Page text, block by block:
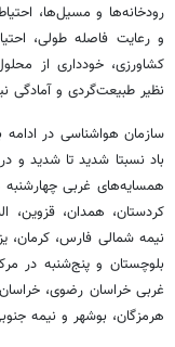
رودخانه‌ها و مسیل‌ها،
و رعایت فاصله طولی،
کشاورزی، خودداری از
نظیر طبیعت‌گردی و آمادگی
سازمان هواشناسی در
باد نسبتا شدید تا شدید و
همسایه‌های غربی چهارشنبه
کردستان، همدان، قزوین،
نیمه شمالی فارس، کرمان،
بلوچستان و پنج‌شنبه در
غربی خراسان رضوی،
هرمزگان، بوشهر و نیمه